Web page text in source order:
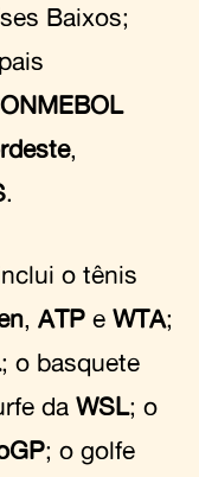
Baixos;
,
.
o tênis
, ATP e WTA;
; o basquete
da WSL; o
; o golfe